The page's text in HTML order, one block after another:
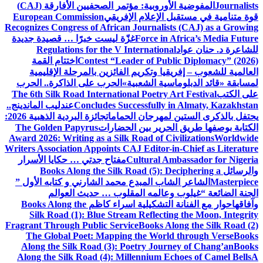
Journalists
المفوضية الأوروبية: مؤتمر الصحفيين الأفارقة (CAJ)
قوة متنامية في مستقبل الإعلام الإفريقيEuropean Commission
Recognizes Congress of African Journalists (CAJ) as a Growing
Force in Africa’s Media Futureغزّة ليست خبرًا … قصيدة جديدة
للشاعرة د. حنان عوادRegulations for the V International
Contest “Leader of Public Diplomacy” (2026) اختتام القمة
العالمية للشعوب – إفريقيا وتكريم الفائزين بالمرحلة الإقليمية
لمسابقة «قائد الدبلوماسية الشعبية» الحرب على الذاكرة.. الحرب
على الكتبThe 6th Silk Road International Poetry Art Festival
Concludes Successfully in Almaty, Kazakhstanعندليب الماندينج..
يحتفل بالذكرى الستين لمهرجان الحمامات
جائزة البردية الذهبية 2026:
الكتابة بوصفها طريق الحرير بين الحضاراتThe Golden Papyrus
Award 2026: Writing as a Silk Road of CivilizationsWorldwide
Writers Association Appoints CAJ Editor-in-Chief as Literature
Cultural Ambassador for Nigeriaمفتاح جدتي … حكايا الأسرار
والرسائل Books Along the Silk Road (5): Deciphering a
Masterpiece الشاعر الشاب المبدع محمد الشارني و كتابه الأول ”
الجنة الضائعة “غيلوب وعالمه المقلوب … حديث العوالم
وآفاقهاحوار مع الفنانة التشكيلية اسراء كاظم Books Along the
Silk Road (1): Blue Stream Reflecting the Moon, Integrity
Fragrant Through Public ServiceBooks Along the Silk Road (2)
The Global Poet: Mapping the World through VerseBooks
Along the Silk Road (3): Poetry Journey of Chang’anBooks
Along the Silk Road (4): Millennium Echoes of Camel BellsA